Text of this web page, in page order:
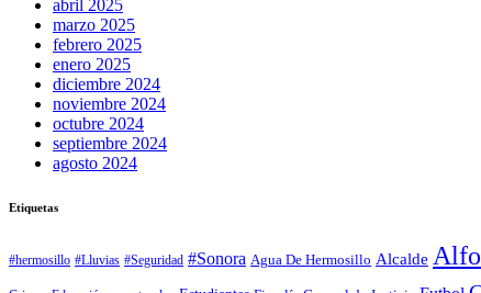
abril 2025
marzo 2025
febrero 2025
enero 2025
diciembre 2024
noviembre 2024
octubre 2024
septiembre 2024
agosto 2024
Etiquetas
#hermosillo #Lluvias #Seguridad #Sonora Agua De Hermosillo Alcalde